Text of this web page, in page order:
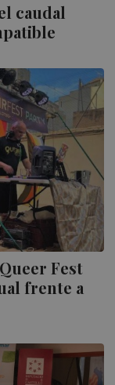
caudal
Fest
frente a